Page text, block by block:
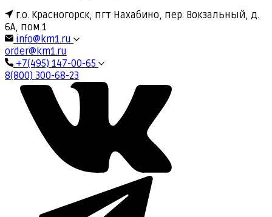
г.о. Красногорск, пгт Нахабино, пер. Вокзальный, д.
6А, пом.1
info@km1.ru
order@km1.ru
+7(495) 147-00-65
8(800) 300-68-23